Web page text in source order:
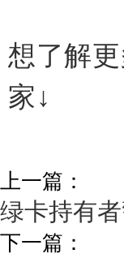
想了解
家↓
上一篇：
绿卡持有
下一篇：